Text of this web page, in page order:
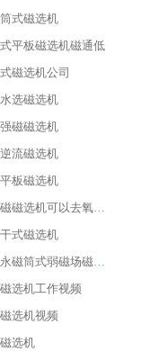
式磁选机
平板磁选机磁通低
磁选机公司
选磁选机
磁磁选机
流磁选机
板磁选机
湖北高强磁磁选机可以去氧化铝
式磁选机
西宁干式永磁筒式弱磁场磁选机结构图
选机工作视频
选机视频
选机